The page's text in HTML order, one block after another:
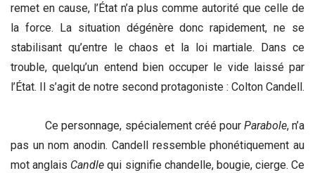
remet en cause, l’État n’a plus comme autorité que celle de
la force. La situation dégénère donc rapidement, ne se
stabilisant qu’entre le chaos et la loi martiale. Dans ce
trouble, quelqu’un entend bien occuper le vide laissé par
l’État. Il s’agit de notre second protagoniste : Colton Candell.
Ce personnage, spécialement créé pour Parabole, n’a
pas un nom anodin. Candell ressemble phonétiquement au
mot anglais Candlequi signifie chandelle, bougie, cierge. Ce